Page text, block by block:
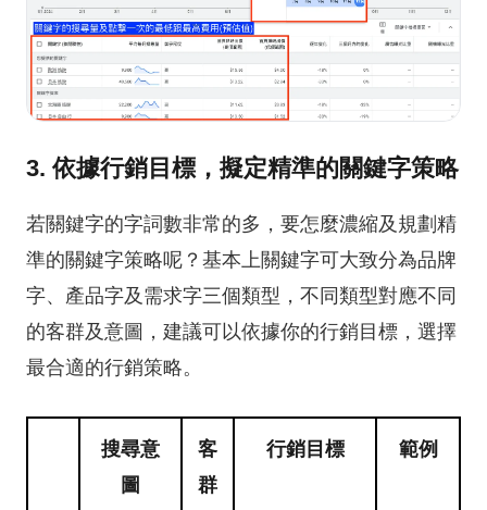
3. 依據行銷目標，擬定精準的關鍵字策略
若關鍵字的字詞數非常的多，要怎麼濃縮及規劃精
準的關鍵字策略呢？基本上關鍵字可大致分為品牌
字、產品字及需求字三個類型，不同類型對應不同
的客群及意圖，建議可以依據你的行銷目標，選擇
最合適的行銷策略。
搜尋意
圖
客
群
行銷目標 範例